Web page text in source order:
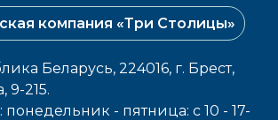
компания «Три Столицы»
Беларусь, 224016, г. Брест,
9-215.
- пятница: с 10 - 17-